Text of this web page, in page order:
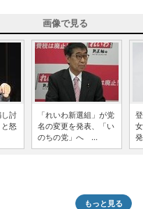
画像で見る
討
怒
「れいわ新選組」が党
名の変更を発表、「い
のちの党」へ ...
もっと見る